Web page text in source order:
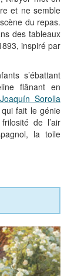
et ne semble
du repas.
des tableaux
inspiré par
s’ébattant
flânant en
Joaquín Sorolla
fait le génie
de l’air
la toile